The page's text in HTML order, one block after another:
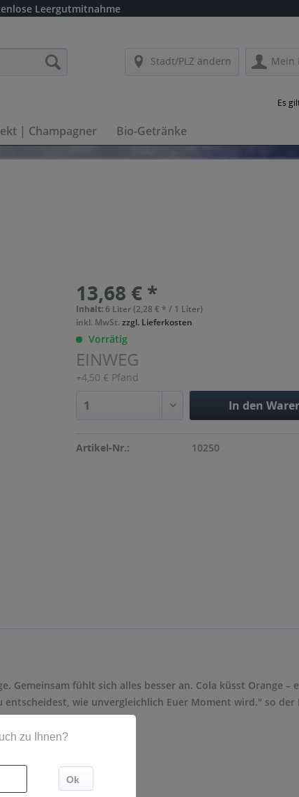
Leergutmitnahme
Stadt/PLZ ändern Mein
Es
| Champagner Bio-Getränke
13,68 € *
Inhalt: 6 Liter (2,28 € * / 1 Liter)
inkl. MwSt.zzgl. Lieferkosten
Vorrätig
EINWEG
+4,50 € Pfand
In den
Artikel-Nr.: 10250
fühlt sich alles besser an. Cola küsst Orange –
wie unvergleichlich Euer Moment wird." so der